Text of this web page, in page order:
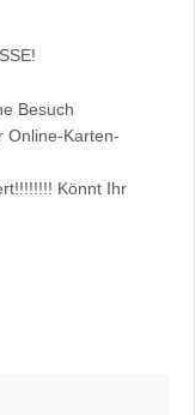
Besuch
Online-Karten-
Könnt Ihr